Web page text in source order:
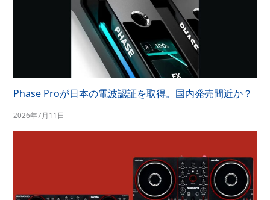
Phase Proが日本の電波認証を取得。国内発売間近か？
2026年7月11日